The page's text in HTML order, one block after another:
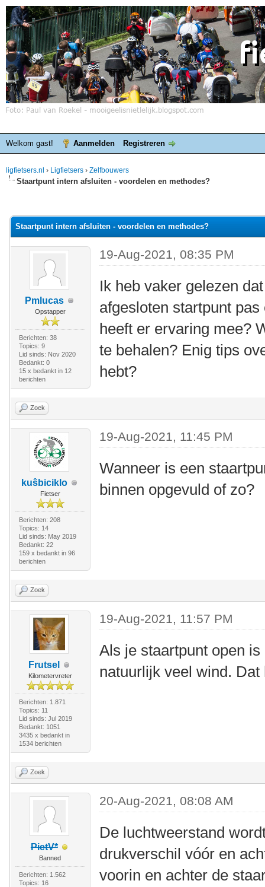
Welkom gast! Aanmelden Registreren
ligfietsers.nl › Ligfietsers › Zelfbouwers
Staartpunt intern afsluiten - voordelen en methodes?
Staartpunt intern afsluiten - voordelen en methodes?
Pmlucas
Opstapper
Berichten: 38
Topics: 9
Lid sinds: Nov 2020
Bedankt: 0
15 x bedankt in 12
berichten
19-Aug-2021, 08:35 PM
Ik heb vaker gelezen
afgesloten startpunt
heeft er ervaring mee?
te behalen? Enig tips
hebt?
Zoek
kuŝbiciklo
Fietser
Berichten: 208
Topics: 14
Lid sinds: May 2019
Bedankt: 22
159 x bedankt in 96
berichten
19-Aug-2021, 11:45 PM
Wanneer is een
binnen opgevuld of zo?
Zoek
Frutsel
Kilometervreter
Berichten: 1.871
Topics: 11
Lid sinds: Jul 2019
Bedankt: 1051
3435 x bedankt in
1534 berichten
19-Aug-2021, 11:57 PM
Als je staartpunt open
natuurlijk veel wind.
Zoek
PietV*
Banned
Berichten: 1.562
Topics: 16
20-Aug-2021, 08:08 AM
De luchtweerstand
drukverschil vóór en
voorin en achter de